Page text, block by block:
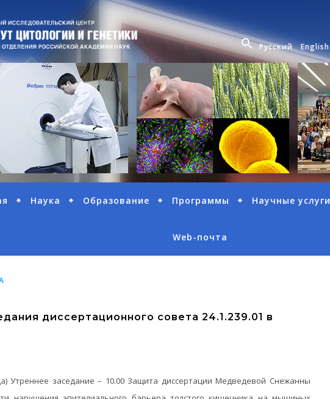
Русский English
Наука Образование Программы Научные услуги
Web-почта
диссертационного совета 24.1.239.01 в
Утреннее заседание – 10.00 Защита диссертации Медведевой Снежанны